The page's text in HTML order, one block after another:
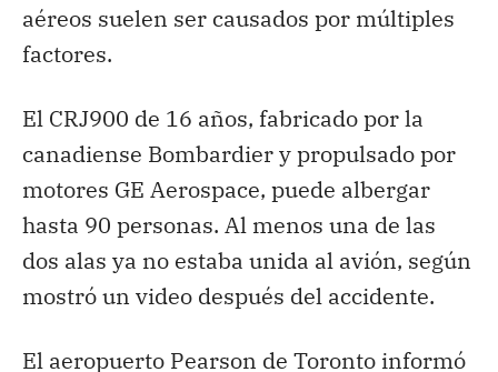
aéreos suelen ser causados por múltiples
factores.
El CRJ900 de 16 años, fabricado por la
canadiense Bombardier y propulsado por
motores GE Aerospace, puede albergar
hasta 90 personas. Al menos una de las
dos alas ya no estaba unida al avión, según
mostró un video después del accidente.
El aeropuerto Pearson de Toronto informó